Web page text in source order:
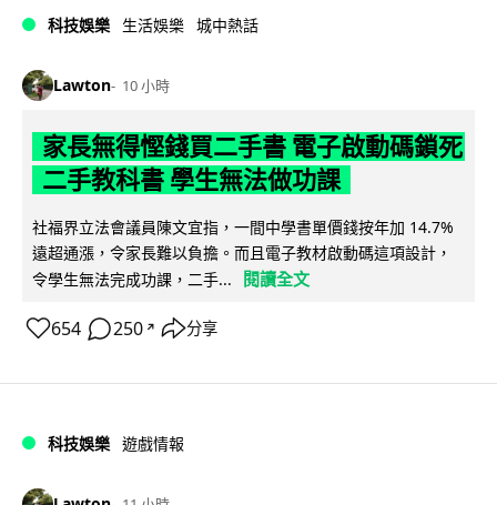
科技娛樂 生活娛樂 城中熱話
Lawton 10 小時
家長無得慳錢買二手書 電子啟動碼鎖死
二手教科書 學生無法做功課
社福界立法會議員陳文宜指，一間中學書單價錢按年加 14.7%
遠超通漲，令家長難以負擔。而且電子教材啟動碼這項設計，
令學生無法完成功課，二手...
閱讀全文
654 250 ↗ 分享
科技娛樂 遊戲情報